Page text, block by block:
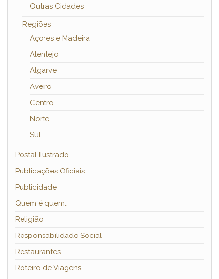
Outras Cidades
Regiões
Açores e Madeira
Alentejo
Algarve
Aveiro
Centro
Norte
Sul
Postal Ilustrado
Publicações Oficiais
Publicidade
Quem é quem…
Religião
Responsabilidade Social
Restaurantes
Roteiro de Viagens